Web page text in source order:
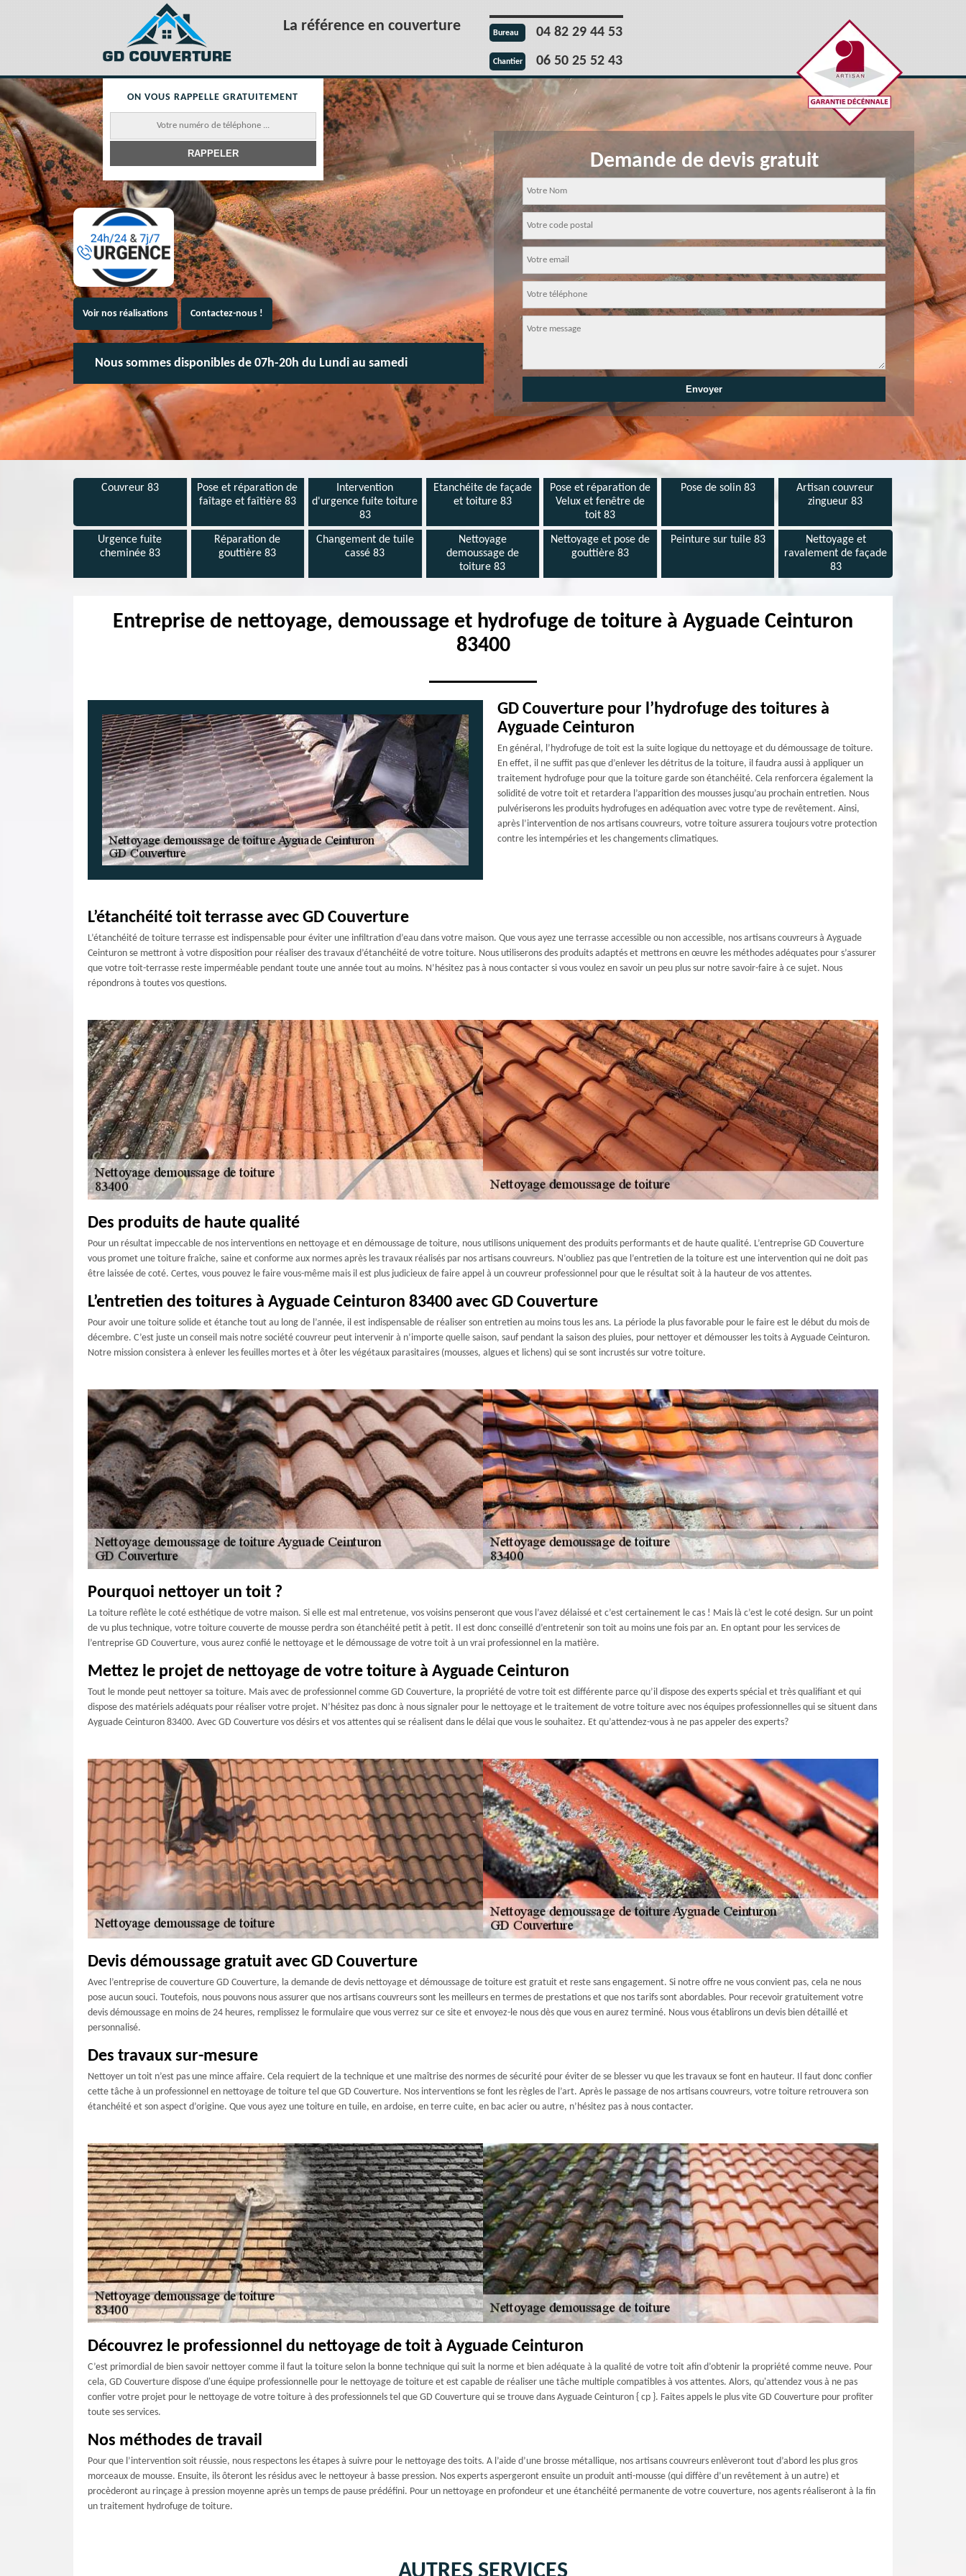
La référence en couverture Bureau 04 82 29 44 53
Chantier 06 50 25 52 43
Voir nos réalisations Contactez-nous !
Nous sommes disponibles de 07h-20h du Lundi au samedi
Demande de devis gratuit
ON VOUS RAPPELLE GRATUITEMENT
Couvreur 83
Pose et réparation de
faîtage et faîtière 83
Intervention
d'urgence fuite toiture
83
Etanchéite de façade
et toiture 83
Pose et réparation de
Velux et fenêtre de
toit 83
Pose de solin 83
Artisan couvreur
zingueur 83
Urgence fuite
cheminée 83
Réparation de
gouttière 83
Changement de tuile
cassé 83
Nettoyage
demoussage de
toiture 83
Nettoyage et pose de
gouttière 83
Peinture sur tuile 83
Nettoyage et
ravalement de façade
83
Entreprise de nettoyage, demoussage et hydrofuge de toiture à Ayguade Ceinturon
83400
GD Couverture pour l’hydrofuge des toitures à
Ayguade Ceinturon
En général, l’hydrofuge de toit est la suite logique du nettoyage et du démoussage de toiture.
En effet, il ne suffit pas que d’enlever les détritus de la toiture, il faudra aussi à appliquer un
traitement hydrofuge pour que la toiture garde son étanchéité. Cela renforcera également la
solidité de votre toit et retardera l’apparition des mousses jusqu’au prochain entretien. Nous
pulvériserons les produits hydrofuges en adéquation avec votre type de revêtement. Ainsi,
après l’intervention de nos artisans couvreurs, votre toiture assurera toujours votre protection
contre les intempéries et les changements climatiques.
L’étanchéité toit terrasse avec GD Couverture
L’étanchéité de toiture terrasse est indispensable pour éviter une infiltration d’eau dans votre maison. Que vous ayez une terrasse accessible ou non accessible, nos artisans couvreurs à Ayguade
Ceinturon se mettront à votre disposition pour réaliser des travaux d’étanchéité de votre toiture. Nous utiliserons des produits adaptés et mettrons en œuvre les méthodes adéquates pour s’assurer
que votre toit-terrasse reste imperméable pendant toute une année tout au moins. N’hésitez pas à nous contacter si vous voulez en savoir un peu plus sur notre savoir-faire à ce sujet. Nous
répondrons à toutes vos questions.
Des produits de haute qualité
Pour un résultat impeccable de nos interventions en nettoyage et en démoussage de toiture, nous utilisons uniquement des produits performants et de haute qualité. L’entreprise GD Couverture
vous promet une toiture fraîche, saine et conforme aux normes après les travaux réalisés par nos artisans couvreurs. N’oubliez pas que l’entretien de la toiture est une intervention qui ne doit pas
être laissée de coté. Certes, vous pouvez le faire vous-même mais il est plus judicieux de faire appel à un couvreur professionnel pour que le résultat soit à la hauteur de vos attentes.
L’entretien des toitures à Ayguade Ceinturon 83400 avec GD Couverture
Pour avoir une toiture solide et étanche tout au long de l’année, il est indispensable de réaliser son entretien au moins tous les ans. La période la plus favorable pour le faire est le début du mois de
décembre. C’est juste un conseil mais notre société couvreur peut intervenir à n’importe quelle saison, sauf pendant la saison des pluies, pour nettoyer et démousser les toits à Ayguade Ceinturon.
Notre mission consistera à enlever les feuilles mortes et à ôter les végétaux parasitaires (mousses, algues et lichens) qui se sont incrustés sur votre toiture.
Pourquoi nettoyer un toit ?
La toiture reflète le coté esthétique de votre maison. Si elle est mal entretenue, vos voisins penseront que vous l’avez délaissé et c’est certainement le cas ! Mais là c’est le coté design. Sur un point
de vu plus technique, votre toiture couverte de mousse perdra son étanchéité petit à petit. Il est donc conseillé d’entretenir son toit au moins une fois par an. En optant pour les services de
l’entreprise GD Couverture, vous aurez confié le nettoyage et le démoussage de votre toit à un vrai professionnel en la matière.
Mettez le projet de nettoyage de votre toiture à Ayguade Ceinturon
Tout le monde peut nettoyer sa toiture. Mais avec de professionnel comme GD Couverture, la propriété de votre toit est différente parce qu’il dispose des experts spécial et très qualifiant et qui
dispose des matériels adéquats pour réaliser votre projet. N’hésitez pas donc à nous signaler pour le nettoyage et le traitement de votre toiture avec nos équipes professionnelles qui se situent dans
Ayguade Ceinturon 83400. Avec GD Couverture vos désirs et vos attentes qui se réalisent dans le délai que vous le souhaitez. Et qu’attendez-vous à ne pas appeler des experts?
Devis démoussage gratuit avec GD Couverture
Avec l’entreprise de couverture GD Couverture, la demande de devis nettoyage et démoussage de toiture est gratuit et reste sans engagement. Si notre offre ne vous convient pas, cela ne nous
pose aucun souci. Toutefois, nous pouvons nous assurer que nos artisans couvreurs sont les meilleurs en termes de prestations et que nos tarifs sont abordables. Pour recevoir gratuitement votre
devis démoussage en moins de 24 heures, remplissez le formulaire que vous verrez sur ce site et envoyez-le nous dès que vous en aurez terminé. Nous vous établirons un devis bien détaillé et
personnalisé.
Des travaux sur-mesure
Nettoyer un toit n’est pas une mince affaire. Cela requiert de la technique et une maîtrise des normes de sécurité pour éviter de se blesser vu que les travaux se font en hauteur. Il faut donc confier
cette tâche à un professionnel en nettoyage de toiture tel que GD Couverture. Nos interventions se font les règles de l’art. Après le passage de nos artisans couvreurs, votre toiture retrouvera son
étanchéité et son aspect d’origine. Que vous ayez une toiture en tuile, en ardoise, en terre cuite, en bac acier ou autre, n’hésitez pas à nous contacter.
Découvrez le professionnel du nettoyage de toit à Ayguade Ceinturon
C’est primordial de bien savoir nettoyer comme il faut la toiture selon la bonne technique qui suit la norme et bien adéquate à la qualité de votre toit afin d’obtenir la propriété comme neuve. Pour
cela, GD Couverture dispose d'une équipe professionnelle pour le nettoyage de toiture et est capable de réaliser une tâche multiple compatibles à vos attentes. Alors, qu'attendez vous à ne pas
confier votre projet pour le nettoyage de votre toiture à des professionnels tel que GD Couverture qui se trouve dans Ayguade Ceinturon { cp }. Faites appels le plus vite GD Couverture pour profiter
toute ses services.
Nos méthodes de travail
Pour que l’intervention soit réussie, nous respectons les étapes à suivre pour le nettoyage des toits. A l’aide d’une brosse métallique, nos artisans couvreurs enlèveront tout d’abord les plus gros
morceaux de mousse. Ensuite, ils ôteront les résidus avec le nettoyeur à basse pression. Nos experts aspergeront ensuite un produit anti-mousse (qui diffère d’un revêtement à un autre) et
procèderont au rinçage à pression moyenne après un temps de pause prédéfini. Pour un nettoyage en profondeur et une étanchéité permanente de votre couverture, nos agents réaliseront à la fin
un traitement hydrofuge de toiture.